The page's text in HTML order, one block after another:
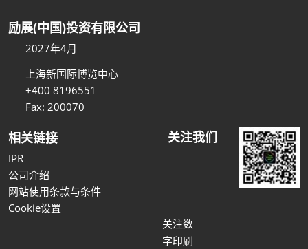
励展(中国)投资有限公司
2027年4月
上海新国际博览中心
+400 8196551
Fax: 200070
相关链接
IPR
公司介绍
网站使用条款与条件
Cookie设置
关注我们
关注数
字印刷